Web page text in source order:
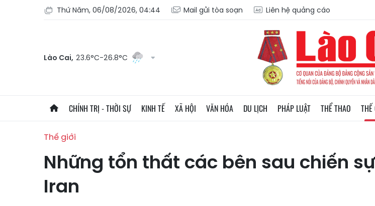
Thứ Năm, 06/08/2026, 04:44 Mail gửi tòa soạn Liên hệ quảng cáo
Lào Cai, 23.6°C-26.8°C
CHÍNH TRỊ - THỜI SỰ KINH TẾ XÃ HỘI VĂN HÓA DU LỊCH PHÁP LUẬT THỂ THAO
Thế giới
Những tổn thất các bên sau chiến
Iran